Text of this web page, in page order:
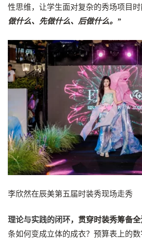
性思维，让学生面对复杂的秀场项目
做什么、先做什么、后做什么。”
李欣然在辰美第五届时装秀现场走秀
理论与实践的闭环，贯穿时装秀筹备全
条如何变成立体的成衣？预算表上的